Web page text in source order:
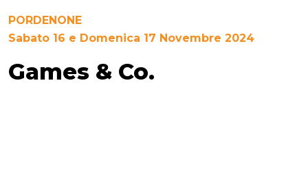
PORDENONE
Sabato 16 e Domenica 17 Novembre 2024
Games & Co.